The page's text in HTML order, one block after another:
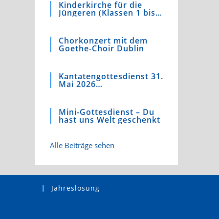
Kinderkirche für die
Jüngeren (Klassen 1 bis
Chorkonzert mit dem
Goethe-Choir Dublin
Kantatengottesdienst 31.
Mai 2026
Mini-Gottesdienst – Du
hast uns Welt geschenkt
Alle Beiträge sehen
Jahreslosung